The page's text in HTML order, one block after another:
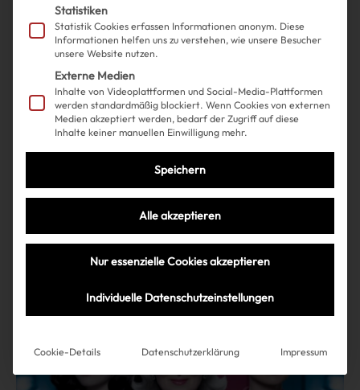
Gossip Celebrities| 03.06.2025
Kylie Jenner verrät erstmals
ALLES über ihre Schönheits-OP
und wir feiern sie dafür!
Statistiken
Statistik Cookies erfassen Informationen anonym. Diese
Informationen helfen uns zu verstehen, wie unsere Besucher
unsere Website nutzen.
Externe Medien
Inhalte von Videoplattformen und Social-Media-Plattformen
werden standardmäßig blockiert. Wenn Cookies von externen
Medien akzeptiert werden, bedarf der Zugriff auf diese
Inhalte keiner manuellen Einwilligung mehr.
Speichern
Alle akzeptieren
Nur essenzielle Cookies akzeptieren
Individuelle Datenschutzeinstellungen
Cookie-Details Datenschutzerklärung Impressum